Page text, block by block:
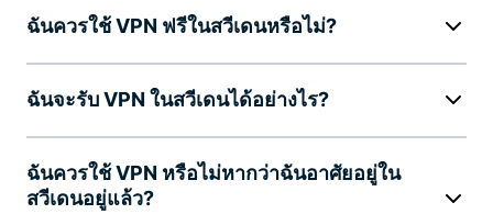
ฉันควรใช้ VPN ฟรีในสวีเดนหรือไม่?
ฉันจะรับ VPN ในสวีเดนได้อย่างไร?
ฉันควรใช้ VPN หรือไม่หากว่าฉันอาศัยอยู่ใน
สวีเดนอยู่แล้ว?